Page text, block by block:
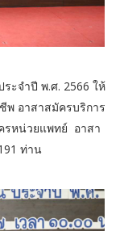
ะจำปี พ.ศ. 2566 ให้
พ อาสาสมัครบริการ
รหน่วยแพทย์ อาสา
ท่าน